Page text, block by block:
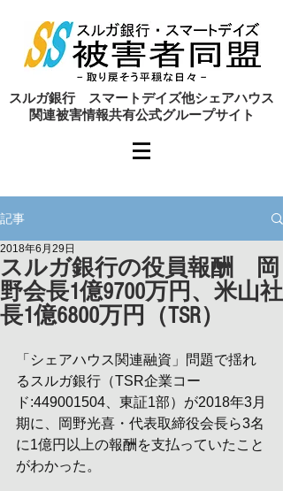
​スルガ銀行 スマートデイズ他シェアハウス
関連被害情報共有公式グループサイト
記事
スルガ銀行の役員報酬 岡
野会長1億9700万円、米山社
長1億6800万円（TSR）
2018年6月29日
「シェアハウス関連融資」問題で揺れ
るスルガ銀行（TSR企業コー
ド:449001504、東証1部）が2018年3月
期に、岡野光喜・代表取締役会長ら3名
に1億円以上の報酬を支払っていたこと
がわかった。